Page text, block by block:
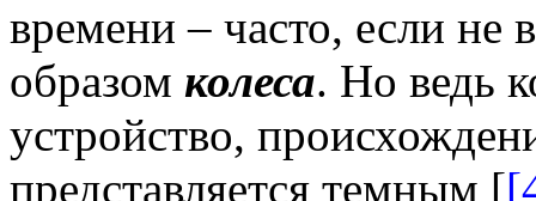
времени – часто, если не
образом колеса. Но ведь
устройство,
представляется темным [